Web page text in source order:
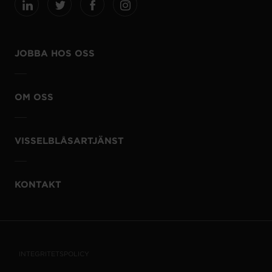
JOBBA HOS OSS
OM OSS
VISSELBLÅSARTJÄNST
KONTAKT
INTEGRITETSPOLICY